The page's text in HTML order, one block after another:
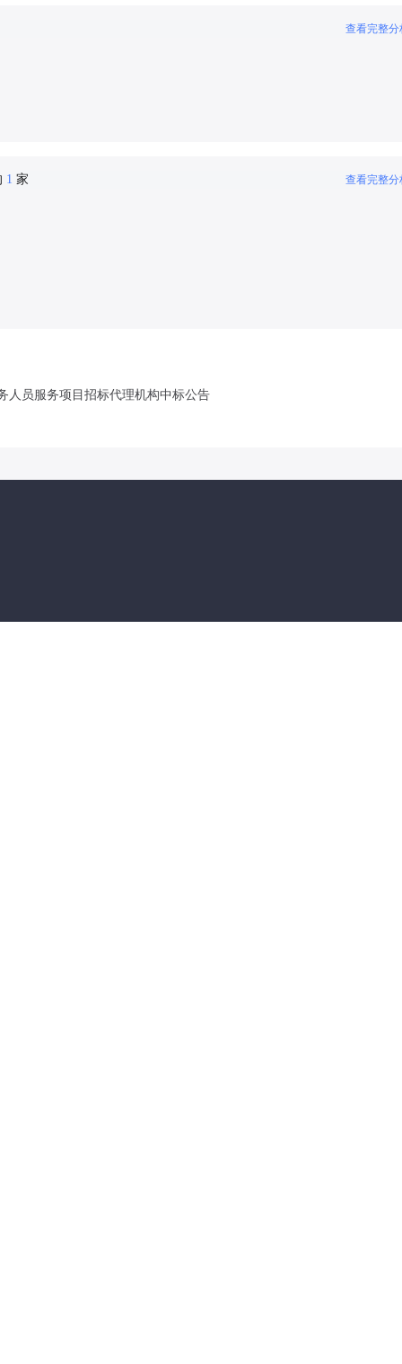
查看完整分
1 家 查看完整分
人员服务项目招标代理机构中标公告